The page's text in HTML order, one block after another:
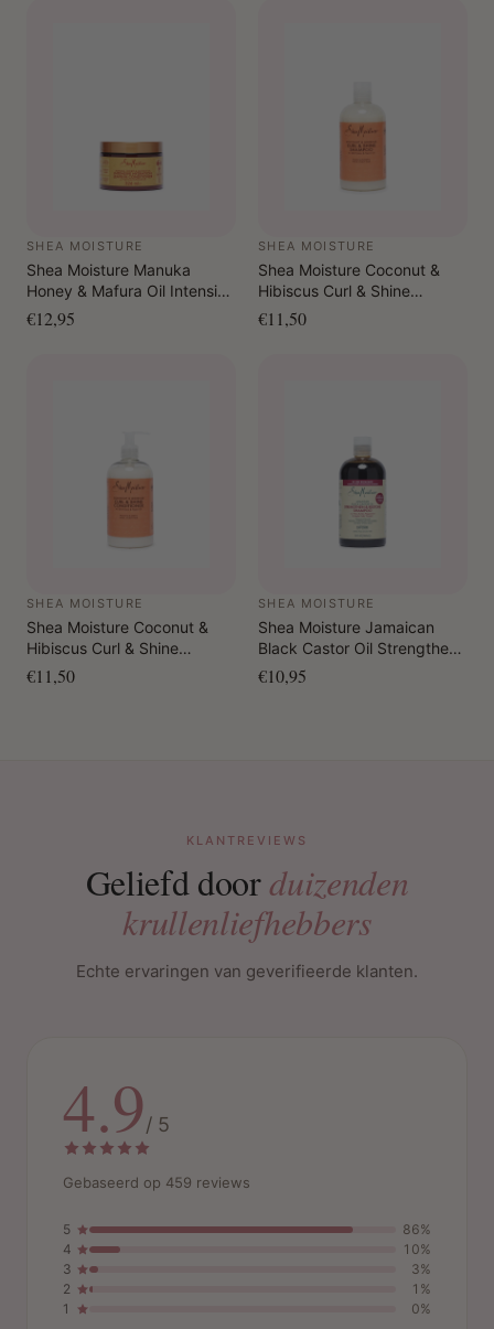
SHEA MOISTURE
Shea Moisture Manuka
Honey & Mafura Oil Intensive
Hydration Leave-In
Conditioner 326 ml
€12,95
SHEA MOISTURE
Shea Moisture Coconut &
Hibiscus Curl & Shine
Shampoo 384 ml
€11,50
SHEA MOISTURE
Shea Moisture Coconut &
Hibiscus Curl & Shine
Conditioner 384 ml
€11,50
SHEA MOISTURE
Shea Moisture Jamaican
Black Castor Oil Strengthen
& Restore Shampoo 384 ml
€10,95
KLANTREVIEWS
Geliefd doorduizenden
krullenliefhebbers
Echte ervaringen van geverifieerde klanten.
4.9/ 5
Gebaseerd op 459 reviews
5
86%
4
10%
3
3%
2
1%
1
0%